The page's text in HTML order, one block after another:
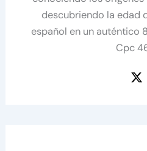
descubriendo la edad
español en un auténtico
Cpc